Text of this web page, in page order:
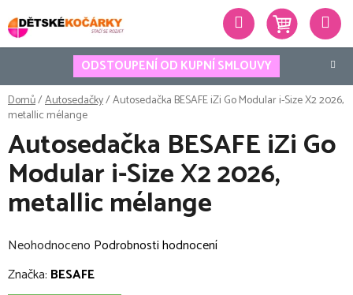
na
obsah
ODSTOUPENÍ OD KUPNÍ SMLOUVY
Hledat
Domů/Autosedačky/Autosedačka BESAFE iZi Go Modular i-Size X2 2026,
metallic mélange
Autosedačka BESAFE iZi Go
Modular i-Size X2 2026,
metallic mélange
Průměrné
hodnocení
Neohodnoceno Podrobnosti hodnocení
Značka: BESAFE